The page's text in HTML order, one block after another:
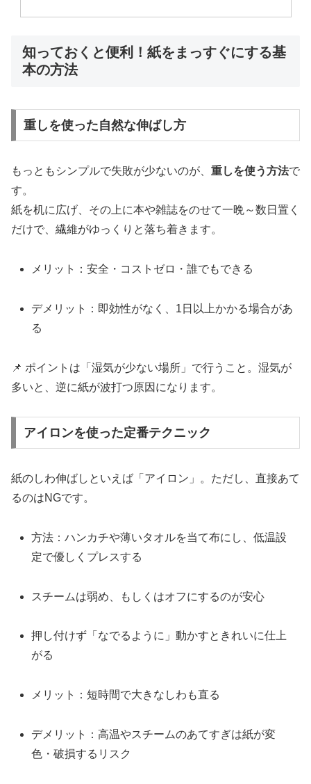
知っておくと便利！紙をまっすぐにする基
本の方法
重しを使った自然な伸ばし方
もっともシンプルで失敗が少ないのが、 重しを使う方法で
す。
紙を机に広げ、その上に本や雑誌をのせて一晩～数日置く
だけで、繊維がゆっくりと落ち着きます。
メリット：安全・コストゼロ・誰でもできる
デメリット：即効性がなく、1日以上かかる場合があ
る
📌 ポイントは「湿気が少ない場所」で行うこと。湿気が
多いと、逆に紙が波打つ原因になります。
アイロンを使った定番テクニック
紙のしわ伸ばしといえば「アイロン」。ただし、直接あて
るのはNGです。
方法：ハンカチや薄いタオルを当て布にし、低温設
定で優しくプレスする
スチームは弱め、もしくはオフにするのが安心
押し付けず「なでるように」動かすときれいに仕上
がる
メリット：短時間で大きなしわも直る
デメリット：高温やスチームのあてすぎは紙が変
色・破損するリスク